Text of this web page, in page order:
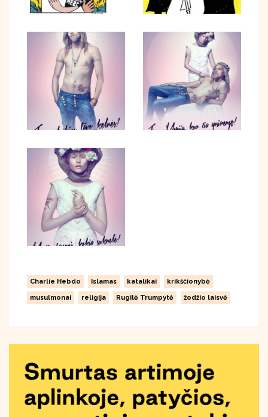
Charlie Hebdo Islamas katalikai krikščionybė
musulmonai religija Rugilė Trumpytė žodžio laisvė